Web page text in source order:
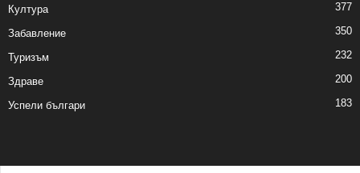
Култура 377
Забавление 350
Туризъм 232
Здраве 200
Успели българи 183